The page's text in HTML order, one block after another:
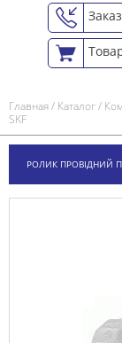
Главная/ Каталог/
SKF
РОЛИК ПРОВІДНИЙ